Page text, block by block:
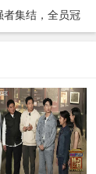
者集结，全员冠
播